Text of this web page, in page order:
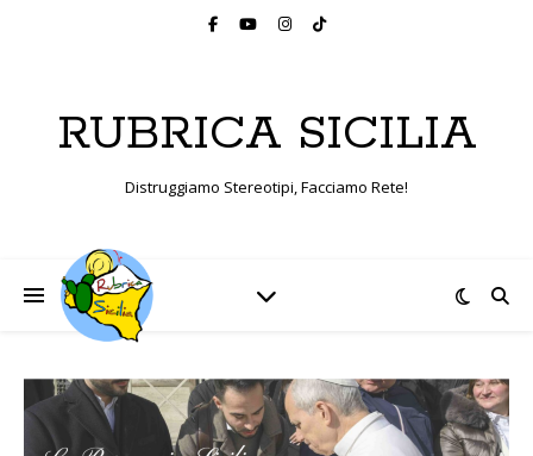
RUBRICA SICILIA
Distruggiamo Stereotipi, Facciamo Rete!